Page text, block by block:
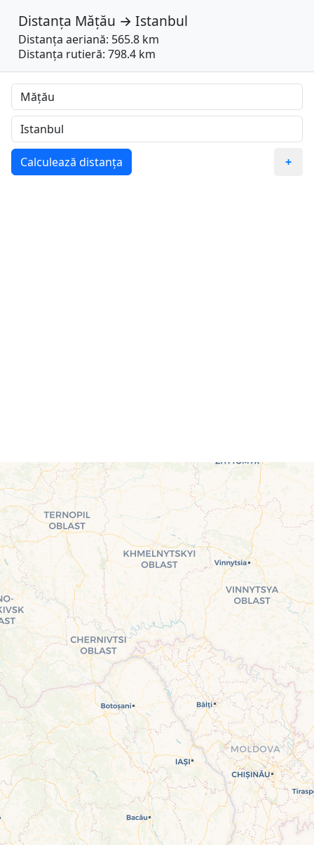
Distanța Mățău → Istanbul
Distanța aeriană: 565.8 km
Distanța rutieră: 798.4 km
Calculează distanța +